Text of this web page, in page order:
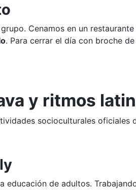
Cenamos en un
. Para cerrar el día con broche
y ritmos
socioculturales oficiales
de adultos.